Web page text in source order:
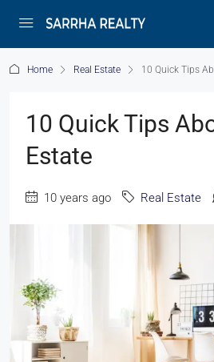
Home Real Estate 10 Quick Tips
10 Quick Tips
Estate
10 years ago Real Estate